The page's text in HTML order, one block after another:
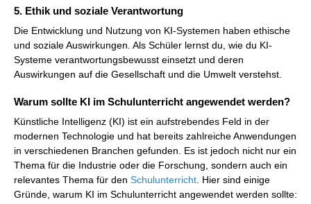
5. Ethik und soziale Verantwortung
Die Entwicklung und Nutzung von KI-Systemen haben ethische
und soziale Auswirkungen. Als Schüler lernst du, wie du KI-
Systeme verantwortungsbewusst einsetzt und deren
Auswirkungen auf die Gesellschaft und die Umwelt verstehst.
Warum sollte KI im Schulunterricht angewendet werden?
Künstliche Intelligenz (KI) ist ein aufstrebendes Feld in der
modernen Technologie und hat bereits zahlreiche Anwendungen
in verschiedenen Branchen gefunden. Es ist jedoch nicht nur ein
Thema für die Industrie oder die Forschung, sondern auch ein
relevantes Thema für den Schulunterricht. Hier sind einige
Gründe, warum KI im Schulunterricht angewendet werden sollte: